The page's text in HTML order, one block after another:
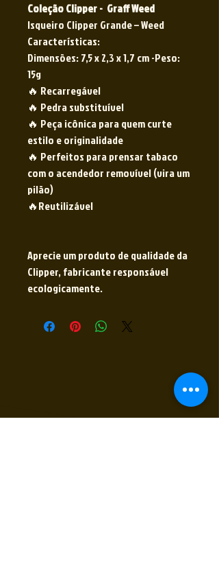
Coleção Clipper - Graff Weed
Isqueiro Clipper Grande – Weed
Características:
Dimensões: 7,5 x 2,3 x 1,7 cm -Peso:
15g
🔥 Recarregável
🔥 Pedra substituível
🔥 Peça icônica para quem curte
estilo e originalidade
🔥 Perfeitos para prensar tabaco
com o acendedor removível (vira um
pilão)
🔥Reutilizável
Aprecie um produto de qualidade da
Clipper, fabricante responsável
ecologicamente.